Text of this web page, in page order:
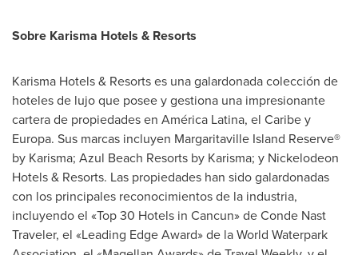
Sobre Karisma Hotels & Resorts
Karisma Hotels & Resorts es una galardonada colección de
hoteles de lujo que posee y gestiona una impresionante
cartera de propiedades en América Latina, el Caribe y
Europa. Sus marcas incluyen Margaritaville Island Reserve®
by Karisma; Azul Beach Resorts by Karisma; y Nickelodeon
Hotels & Resorts. Las propiedades han sido galardonadas
con los principales reconocimientos de la industria,
incluyendo el «Top 30 Hotels in Cancun» de Conde Nast
Traveler, el «Leading Edge Award» de la World Waterpark